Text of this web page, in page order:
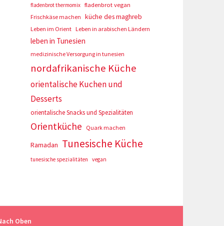
fladenbrot thermomix fladenbrot vegan
Frischkäse machen küche des maghreb
Leben im Orient Leben in arabischen Ländern
leben in Tunesien
medizinische Versorgung in tunesien
nordafrikanische Küche
orientalische Kuchen und
Desserts
orientalische Snacks und Spezialitäten
Orientküche Quark machen
Ramadan Tunesische Küche
tunesische spezialitäten vegan
Oben